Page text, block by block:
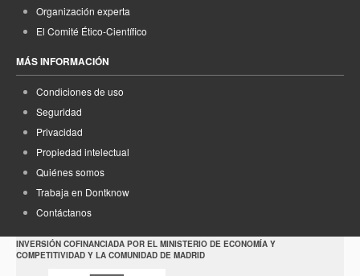
Organización experta
El Comité Ético-Científico
MÁS INFORMACIÓN
Condiciones de uso
Seguridad
Privacidad
Propiedad intelectual
Quiénes somos
Trabaja en Dontknow
Contáctanos
INVERSIÓN COFINANCIADA POR EL MINISTERIO DE ECONOMÍA Y
COMPETITIVIDAD Y LA COMUNIDAD DE MADRID